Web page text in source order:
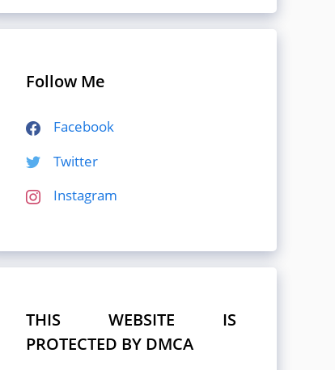
Follow Me
Facebook
Twitter
Instagram
THIS WEBSITE IS
PROTECTED BY DMCA